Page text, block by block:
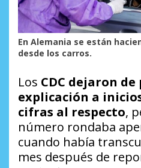
En Alemania se están
desde los carros.
Los CDC dejaron
explicación a
cifras al respecto,
número rondaba
cuando había
mes después de